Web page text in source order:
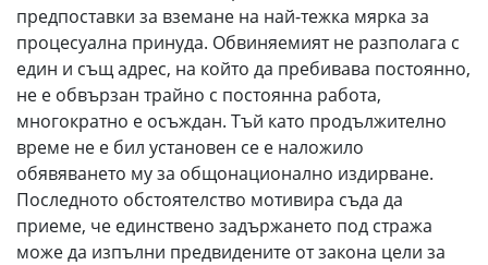
предпоставки за вземане на най-тежка мярка за
процесуална принуда. Обвиняемият не разполага с
един и същ адрес, на който да пребивава постоянно,
не е обвързан трайно с постоянна работа,
многократно е осъждан. Тъй като продължително
време не е бил установен се е наложило
обявяването му за общонационално издирване.
Последното обстоятелство мотивира съда да
приеме, че единствено задържането под стража
може да изпълни предвидените от закона цели за